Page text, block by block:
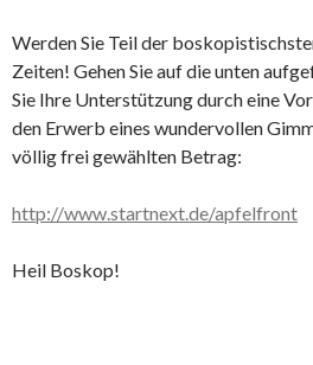
Werden Sie Teil der
Zeiten! Gehen Sie auf die unten
Sie Ihre Unterstützung durch eine
den Erwerb eines wundervollen
völlig frei gewählten Betrag:
http://www.startnext.de/apfelfront
Heil Boskop!